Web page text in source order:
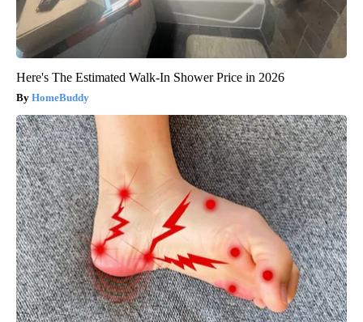
Here's The Estimated Walk-In Shower Price in 2026
HomeBuddy